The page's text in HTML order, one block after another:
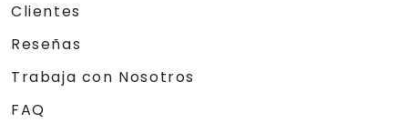
Clientes
Reseñas
Trabaja con Nosotros
FAQ